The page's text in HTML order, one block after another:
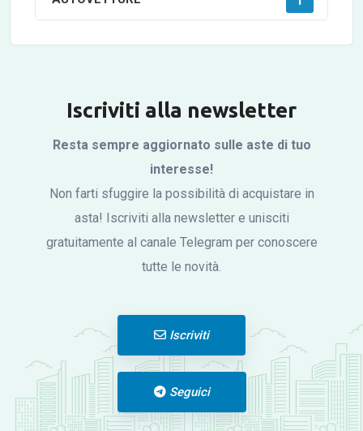
Iscriviti alla newsletter
Resta sempre aggiornato sulle aste di tuo
interesse!
Non farti sfuggire la possibilità di acquistare in
asta! Iscriviti alla newsletter e unisciti
gratuitamente al canale Telegram per conoscere
tutte le novità.
Iscriviti
Seguici